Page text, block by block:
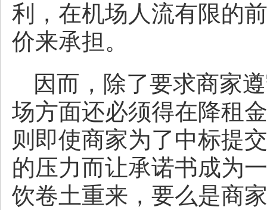
利，在机场人流有限的
价来承担。
因而，除了要求商家
场方面还必须得在降租
则即使商家为了中标提
的压力而让承诺书成为
饮卷土重来，要么是商